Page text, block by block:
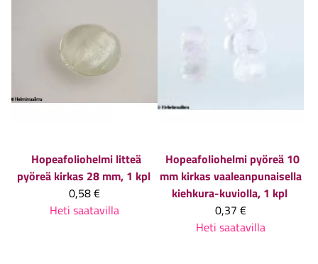
Hopeafoliohelmi litteä
pyöreä kirkas 28 mm, 1 kpl
0,58 €
Heti saatavilla
Hopeafoliohelmi pyöreä 10
mm kirkas vaaleanpunaisella
kiehkura-kuviolla, 1 kpl
0,37 €
Heti saatavilla